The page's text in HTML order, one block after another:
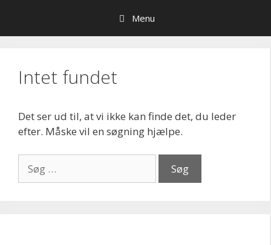
indhold
Menu
Intet fundet
Det ser ud til, at vi ikke kan finde det, du leder
efter. Måske vil en søgning hjælpe.
efter: